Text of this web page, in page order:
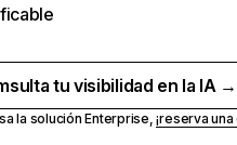
tu visibilidad en la IA →
la solución Enterprise,¡reserva